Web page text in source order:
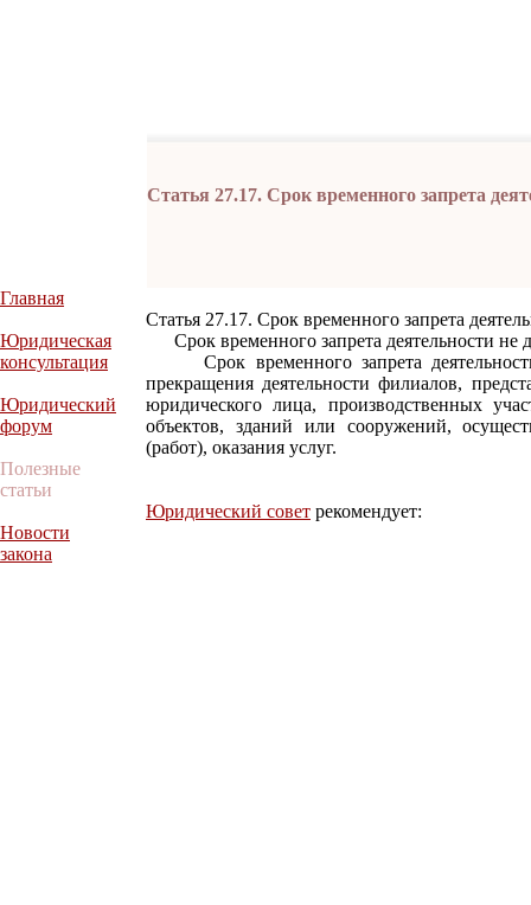
Статья 27.17. Срок временного запрета
Главная
Юридическая
консультация
Юридический
форум
Полезные
статьи
Новости
закона
Статья 27.17. Срок временного запрета
Срок временного запрета деятельности не
Срок временного запрета деятельности
прекращения деятельности филиалов,
юридического лица, производственных
объектов, зданий или сооружений,
(работ), оказания услуг.
Юридический совет рекомендует: